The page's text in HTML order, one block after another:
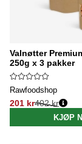
Valnøtter
250g x 3 pakker
Rawfoodshop
201 kr
Vanlig pris:
402 kr
KJØP